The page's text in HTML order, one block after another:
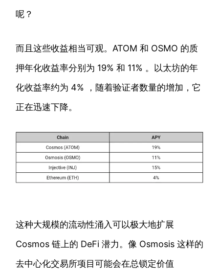
呢？
而且这些收益相当可观。ATOM 和 OSMO 的质
押年化收益率分别为 19% 和 11% 。以太坊的年
化收益率约为 4% ，随着验证者数量的增加，它
正在迅速下降。
这种大规模的流动性涌入可以极大地扩展
Cosmos 链上的 DeFi 潜力。像 Osmosis 这样的
去中心化交易所项目可能会在总锁定价值